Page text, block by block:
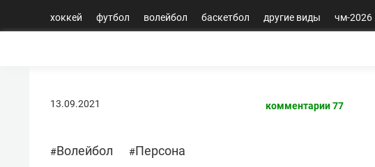
хоккей футбол волейбол баскетбол другие виды чм-2026
13.09.2021 комментарии 77
#Волейбол #Персона